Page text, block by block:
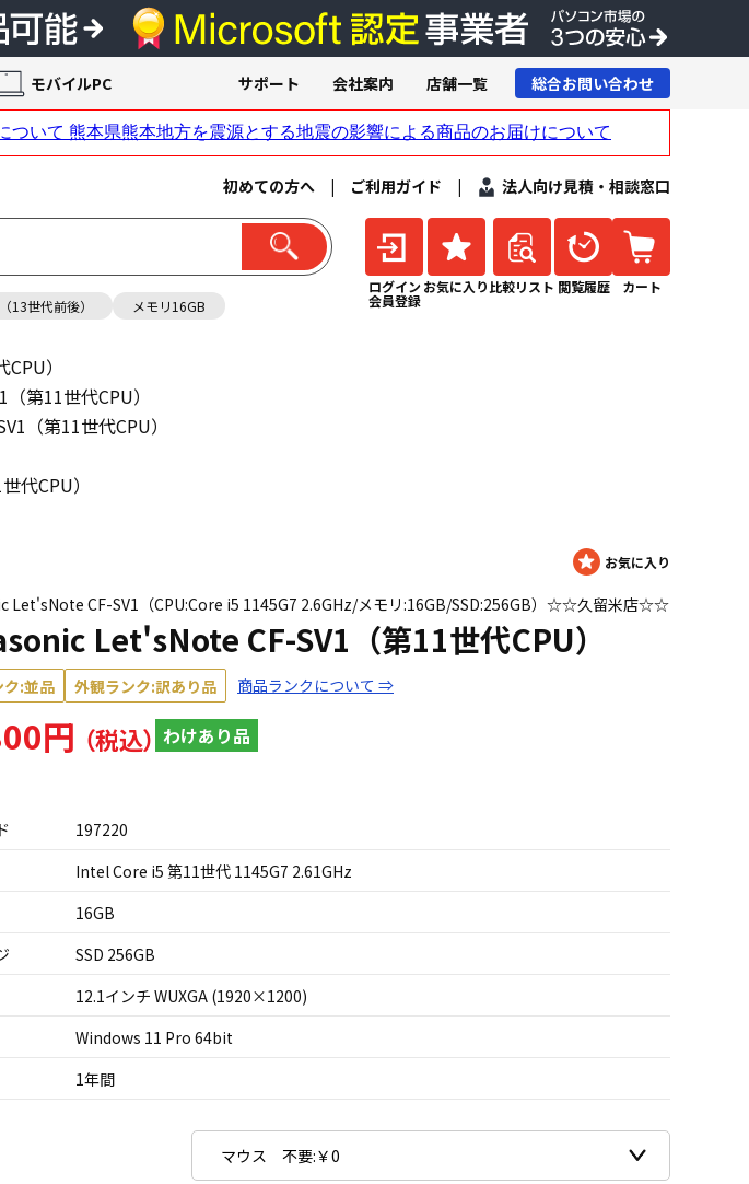
初めての方へ | ご利用ガイド | 法人向け見積・相談窓口
13世代前後） メモリ16GB
ログイン
会員登録
お気に入り 比較リスト 閲覧履歴 カート
モバイルPC サポート 会社案内 店舗一覧 総合お問い合わせ
）
第11世代CPU）
（第11世代CPU）
代CPU）
Let'sNote CF-SV1（CPU:Core i5 1145G7 2.6GHz/メモリ:16GB/SSD:256GB）☆☆久留米店☆☆
Let'sNote CF-SV1（第11世代CPU）
:並品 外観ランク:訳あり品 商品ランクについて ⇒
円 わけあり品
197220
Intel Core i5 第11世代 1145G7 2.61GHz
16GB
SSD 256GB
12.1インチ WUXGA (1920×1200)
Windows 11 Pro 64bit
1年間